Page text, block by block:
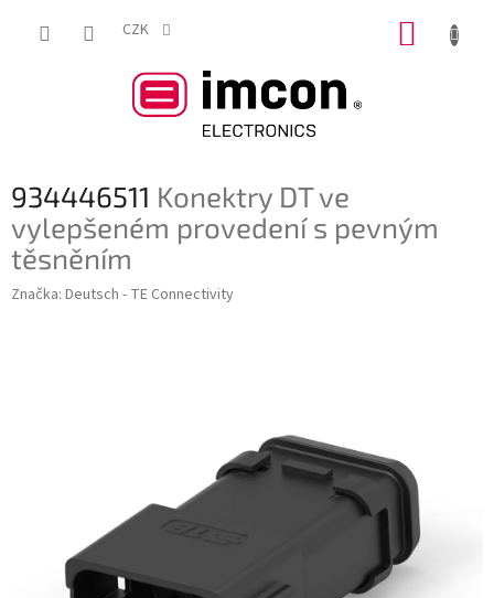
CZK
934446511 Konektry DT ve
vylepšeném provedení s pevným
těsněním
Značka: Deutsch - TE Connectivity